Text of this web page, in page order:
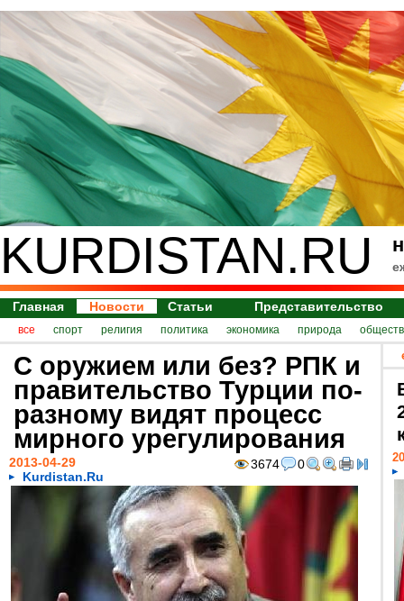
KURDISTAN.RU
Главная Новости Статьи Представительство
все спорт религия политика экономика природа
С оружием или без? РПК и
правительство Турции по-
разному видят процесс
мирного урегулирования
3674 0
2013-04-29
Kurdistan.Ru